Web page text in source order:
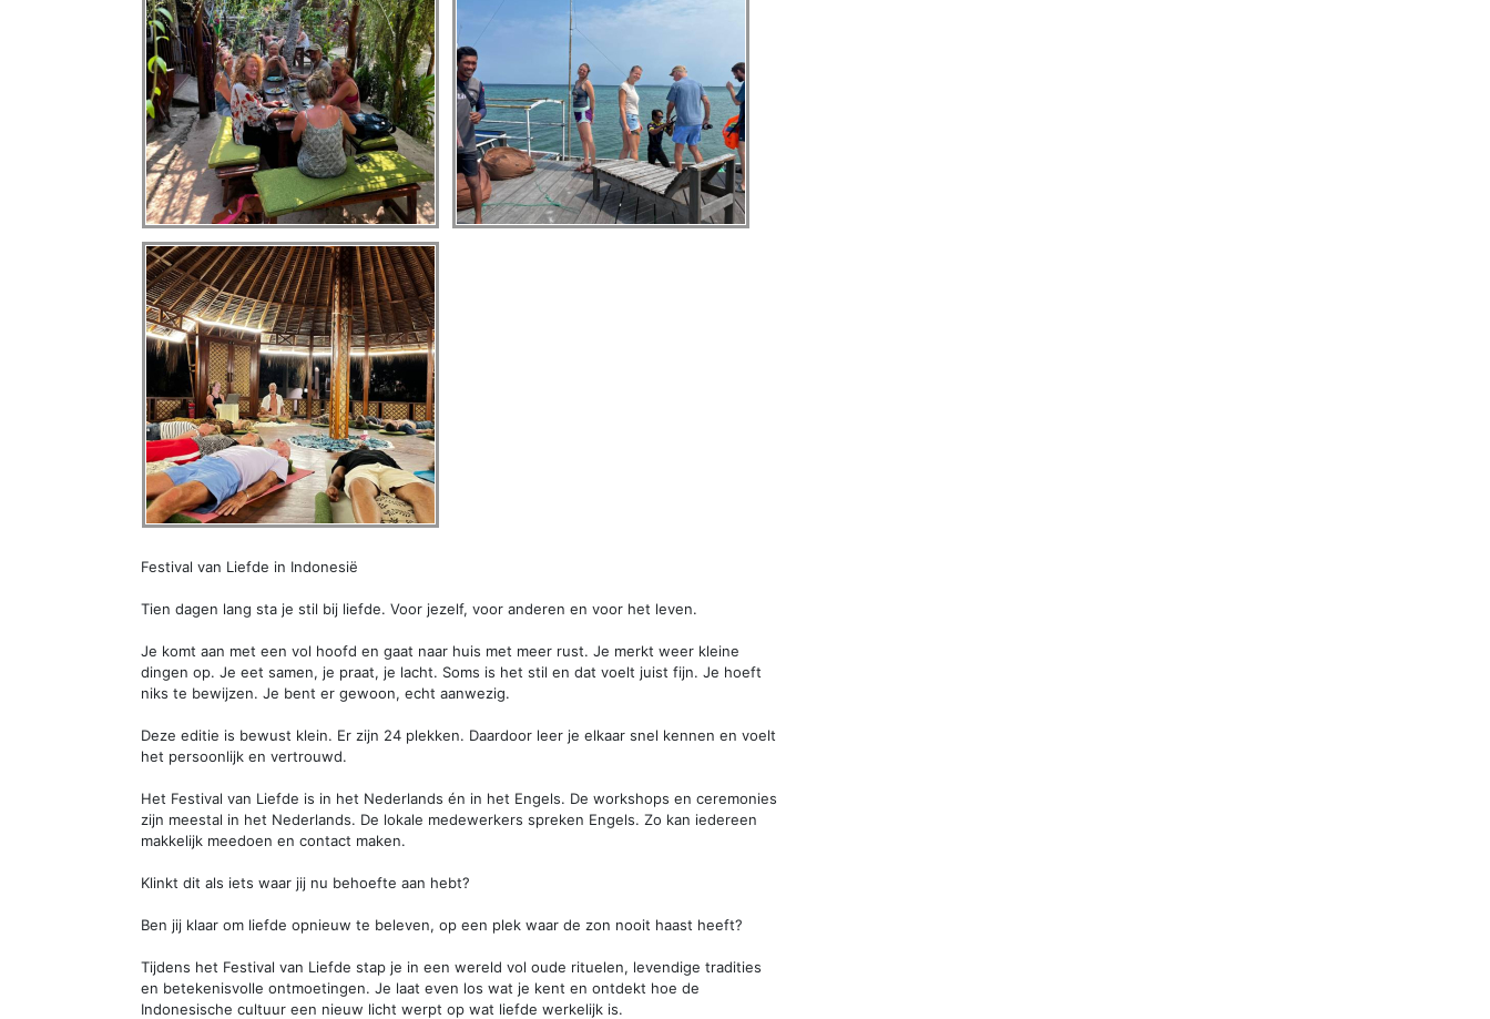
Festival van Liefde in Indonesië
Tien dagen lang sta je stil bij liefde. Voor jezelf, voor anderen en voor het leven.
Je komt aan met een vol hoofd en gaat naar huis met meer rust. Je merkt weer kleine
dingen op. Je eet samen, je praat, je lacht. Soms is het stil en dat voelt juist fijn. Je hoeft
niks te bewijzen. Je bent er gewoon, echt aanwezig.
Deze editie is bewust klein. Er zijn 24 plekken. Daardoor leer je elkaar snel kennen en voelt
het persoonlijk en vertrouwd.
Het Festival van Liefde is in het Nederlands én in het Engels. De workshops en ceremonies
zijn meestal in het Nederlands. De lokale medewerkers spreken Engels. Zo kan iedereen
makkelijk meedoen en contact maken.
Klinkt dit als iets waar jij nu behoefte aan hebt?
Ben jij klaar om liefde opnieuw te beleven, op een plek waar de zon nooit haast heeft?
Tijdens het Festival van Liefde stap je in een wereld vol oude rituelen, levendige tradities
en betekenisvolle ontmoetingen. Je laat even los wat je kent en ontdekt hoe de
Indonesische cultuur een nieuw licht werpt op wat liefde werkelijk is.